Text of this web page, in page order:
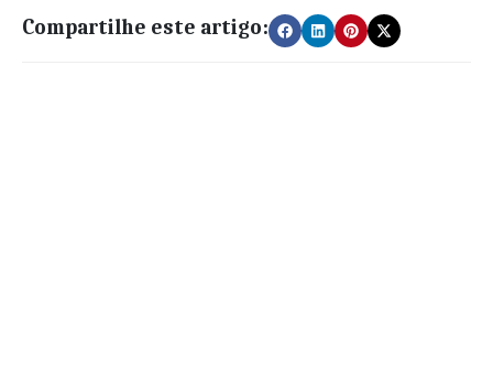
Compartilhe este artigo: